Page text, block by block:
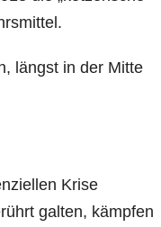
längst in der Mitte
Krise
galten, kämpfen